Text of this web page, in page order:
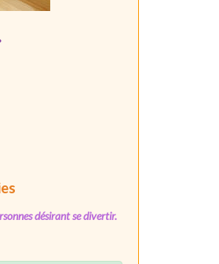
désirantse divertir.